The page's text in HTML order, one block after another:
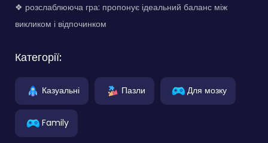
❖ розслаблююча гра: пропонує ідеальний баланс між
викликом і відпочинком
Категорії:
Казуальні Пазли Для мозку
Family